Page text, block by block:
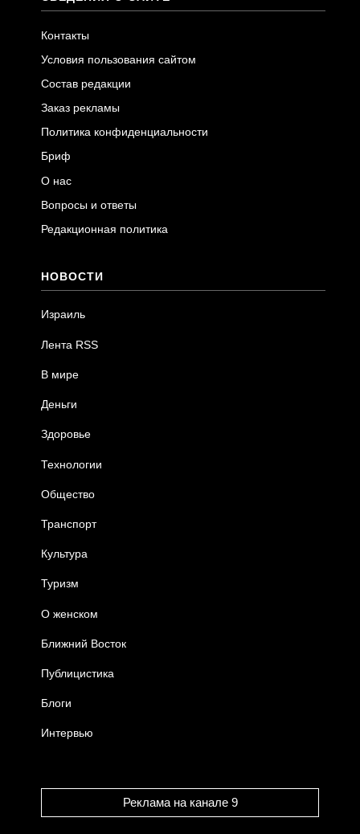
Контакты
Условия пользования сайтом
Состав редакции
Заказ рекламы
Политика конфиденциальности
Бриф
О нас
Вопросы и ответы
Редакционная политика
НОВОСТИ
Израиль
Лента RSS
В мире
Деньги
Здоровье
Технологии
Общество
Транспорт
Культура
Туризм
О женском
Ближний Восток
Публицистика
Блоги
Интервью
Реклама на канале 9